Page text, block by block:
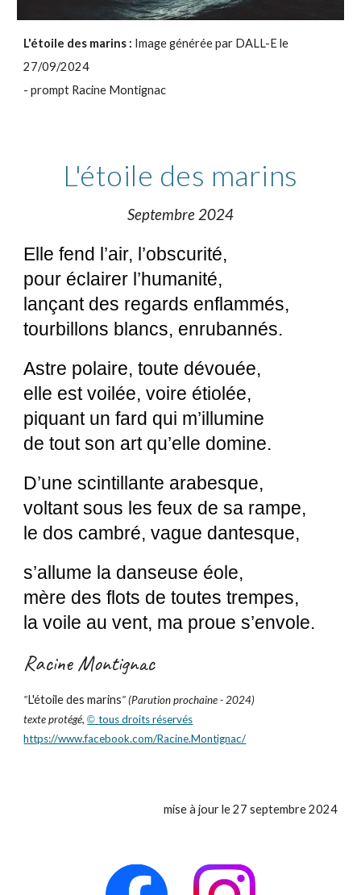
L'étoile des marins : Image générée par DALL-E le
27/09/2024
- prompt Racine Montignac
L'étoile des marins
Septembre 2024
Elle fend l’air, l’obscurité,
pour éclairer l’humanité,
lançant des regards enflammés,
tourbillons blancs, enrubannés.
Astre polaire, toute dévouée,
elle est voilée, voire étiolée,
piquant un fard qui m’illumine
de tout son art qu’elle domine.
D’une scintillante arabesque,
voltant sous les feux de sa rampe,
le dos cambré, vague dantesque,
s’allume la danseuse éole,
mère des flots de toutes trempes,
la voile au vent, ma proue s’envole.
Racine Montignac
"L'étoile des marins" (Parution prochaine - 2024)
texte protégé,©tous droits réservés
https://www.facebook.com/Racine.Montignac/
mise à jour le 27 septembre 2024